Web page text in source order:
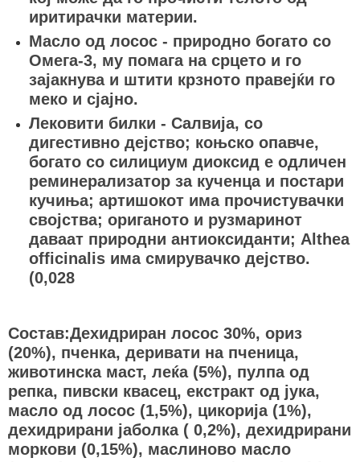
иритирачки материи.
Масло од лосос - природно богато со
Омега-3, му помага на срцето и го
зајакнува и штити крзното правејќи го
меко и сјајно.
Лековити билки - Салвија, со
дигестивно дејство; коњско опавче,
богато со силициум диоксид е одличен
реминерализатор за кученца и постари
кучиња; aртишокот има прочистувачки
својства; oриганото и рузмаринот
даваат природни антиоксиданти; Althea
officinalis има смирувачко дејство.
(0,028
Состав:Дехидриран лосос 30%, ориз
(20%), пченка, деривати на пченица,
животинска маст, леќа (5%), пулпа од
репка, пивски квасец, екстракт од јука,
масло од лосос (1,5%), цикорија (1%),
дехидрирани јаболка ( 0,2%), дехидрирани
моркови (0,15%), маслиново масло